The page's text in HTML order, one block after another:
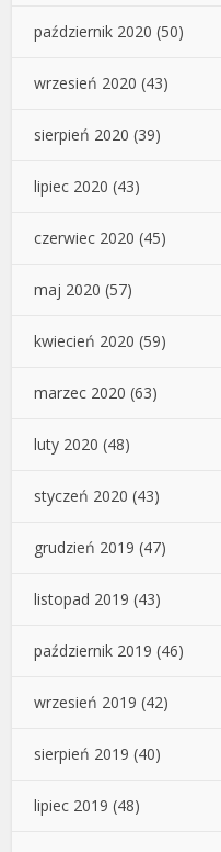
październik 2020 (50)
wrzesień 2020 (43)
sierpień 2020 (39)
lipiec 2020 (43)
czerwiec 2020 (45)
maj 2020 (57)
kwiecień 2020 (59)
marzec 2020 (63)
luty 2020 (48)
styczeń 2020 (43)
grudzień 2019 (47)
listopad 2019 (43)
październik 2019 (46)
wrzesień 2019 (42)
sierpień 2019 (40)
lipiec 2019 (48)